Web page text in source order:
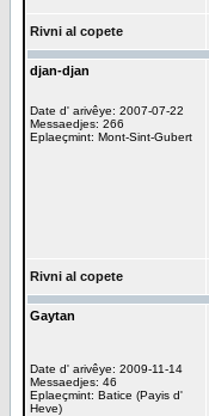
Rivni al copete
djan-djan
Date d' arivêye: 2007-07-22
Messaedjes: 266
Eplaeçmint: Mont-Sint-Gubert
Rivni al copete
Gaytan
Date d' arivêye: 2009-11-14
Messaedjes: 46
Eplaeçmint: Batice (Payis d'
Heve)